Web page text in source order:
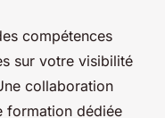
compétences
sur votre visibilité
collaboration
formation dédiée